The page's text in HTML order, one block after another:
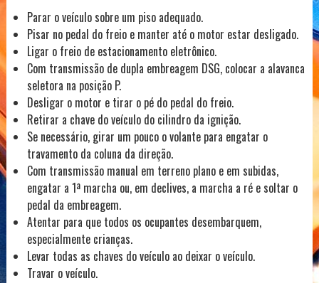
Parar o veículo sobre um piso adequado.
Pisar no pedal do freio e manter até o motor estar desligado.
Ligar o freio de estacionamento eletrônico.
Com transmissão de dupla embreagem DSG, colocar a alavanca
seletora na posição P.
Desligar o motor e tirar o pé do pedal do freio.
Retirar a chave do veículo do cilindro da ignição.
Se necessário, girar um pouco o volante para engatar o
travamento da coluna da direção.
Com transmissão manual em terreno plano e em subidas,
engatar a 1ª marcha ou, em declives, a marcha a ré e soltar o
pedal da embreagem.
Atentar para que todos os ocupantes desembarquem,
especialmente crianças.
Levar todas as chaves do veículo ao deixar o veículo.
Travar o veículo.